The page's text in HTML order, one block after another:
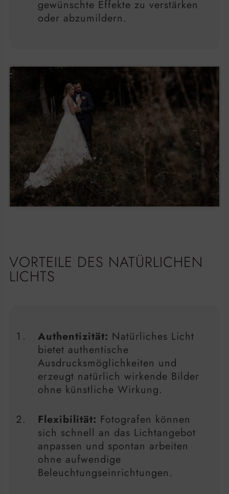
gewünschte Effekte zu verstärken
oder abzumildern.
VORTEILE DES NATÜRLICHEN
LICHTS
Authentizität: Natürliches Licht
bietet authentische
Ausdrucksmöglichkeiten und
erzeugt natürlich wirkende Bilder
ohne künstliche Wirkung.
Flexibilität: Fotografen können
sich schnell an das Lichtangebot
anpassen und spontan arbeiten
ohne aufwendige
Beleuchtungseinrichtungen.